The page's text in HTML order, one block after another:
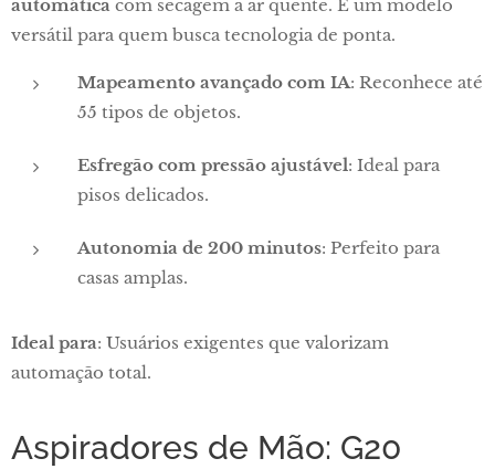
automática com secagem a ar quente. É um modelo
versátil para quem busca tecnologia de ponta.
Mapeamento avançado com IA: Reconhece até
55 tipos de objetos.
Esfregão com pressão ajustável: Ideal para
pisos delicados.
Autonomia de 200 minutos: Perfeito para
casas amplas.
Ideal para: Usuários exigentes que valorizam
automação total.
Aspiradores de Mão: G20